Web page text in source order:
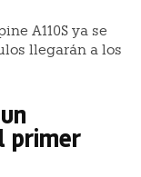
A110S ya se
llegarán a los
primer